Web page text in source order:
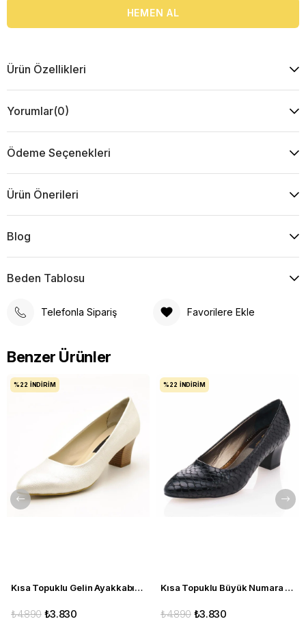
Ürün Özellikleri
Yorumlar(0)
Ödeme Seçenekleri
Ürün Önerileri
Blog
Beden Tablosu
Telefonla Sipariş Favorilere Ekle
Benzer Ürünler
Kısa Topuklu Gelin Ayakkabısı Büyük Numara 1023 Sedef - 1023 51012 SE-SEDEF
₺3.830
₺4.890
%22 İNDIRIM
Kısa Topuklu Büyük Numara Kadın Stiletto Abiye Ayakkabı 1023 Siyah - 1023 51012 siy-SİYAH
₺3.830
₺4.890
%22 İNDIRIM